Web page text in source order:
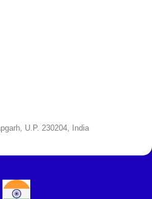
U.P. 230204, India